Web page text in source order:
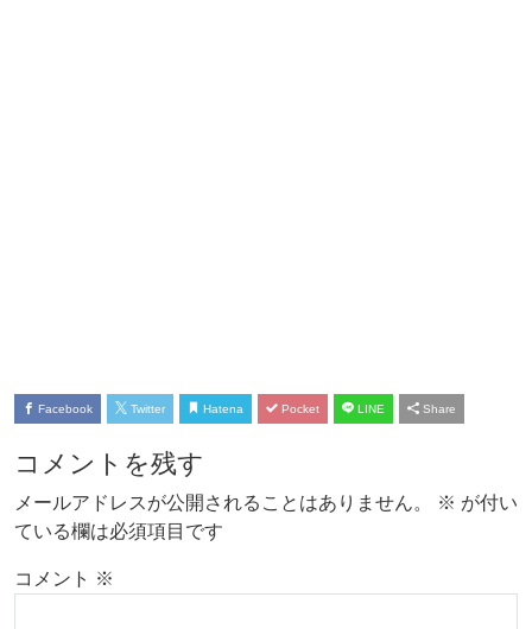
Facebook Twitter Hatena Pocket LINE Share
コメントを残す
メールアドレスが公開されることはありません。 ※ が付い
ている欄は必須項目です
コメント ※